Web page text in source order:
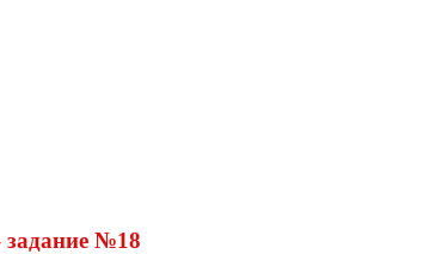
задание №18